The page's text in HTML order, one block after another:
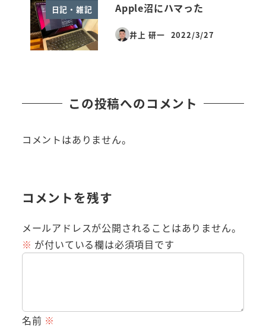
日記・雑記 Apple沼にハマった
井上 研一
投稿日
2022/3/27
この投稿へのコメント
コメントはありません。
コメントを残す
メールアドレスが公開されることはありません。
※ が付いている欄は必須項目です
名前 ※